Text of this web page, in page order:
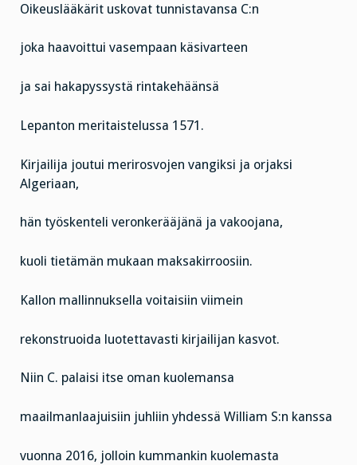
Oikeuslääkärit uskovat tunnistavansa C:n
joka haavoittui vasempaan käsivarteen
ja sai hakapyssystä rintakehäänsä
Lepanton meritaistelussa 1571.
Kirjailija joutui merirosvojen vangiksi ja orjaksi
Algeriaan,
hän työskenteli veronkerääjänä ja vakoojana,
kuoli tietämän mukaan maksakirroosiin.
Kallon mallinnuksella voitaisiin viimein
rekonstruoida luotettavasti kirjailijan kasvot.
Niin C. palaisi itse oman kuolemansa
maailmanlaajuisiin juhliin yhdessä William S:n kanssa
vuonna 2016, jolloin kummankin kuolemasta